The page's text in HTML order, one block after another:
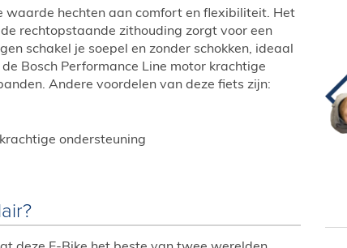
waarde hechten aan comfort en flexibiliteit. Het
rechtopstaande zithouding zorgt voor een
schakel je soepel en zonder schokken, ideaal
Bosch Performance Line motor krachtige
Andere voordelen van deze fiets zijn:
ondersteuning